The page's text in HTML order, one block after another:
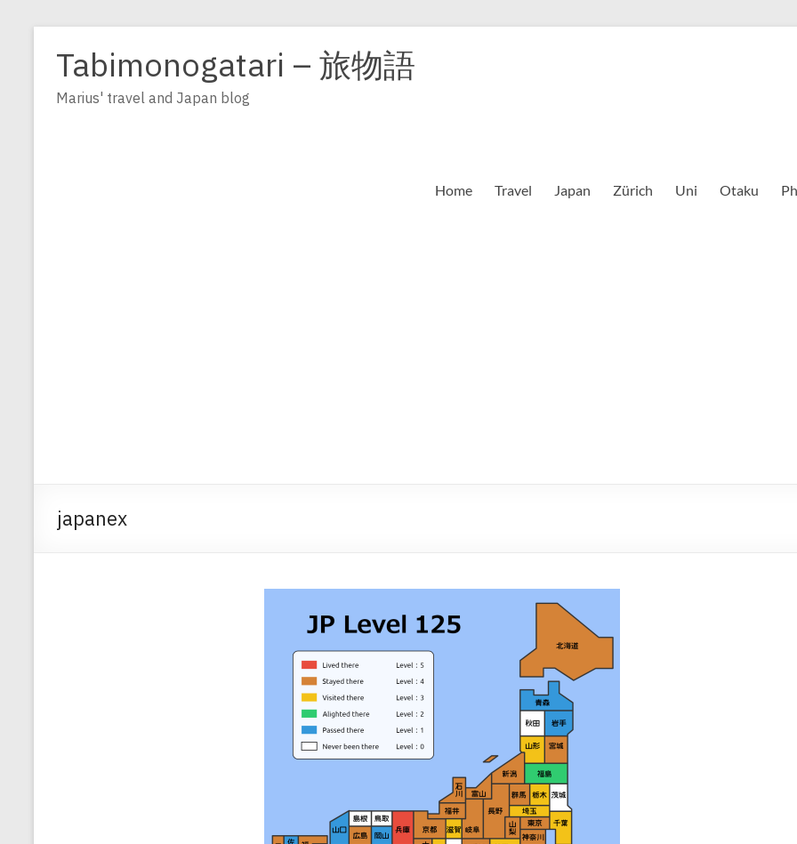
Inhalt
springen
Tabimonogatari – 旅物語
Marius' travel and Japan blog
Home Travel Japan Zürich Uni Otaku
japanex